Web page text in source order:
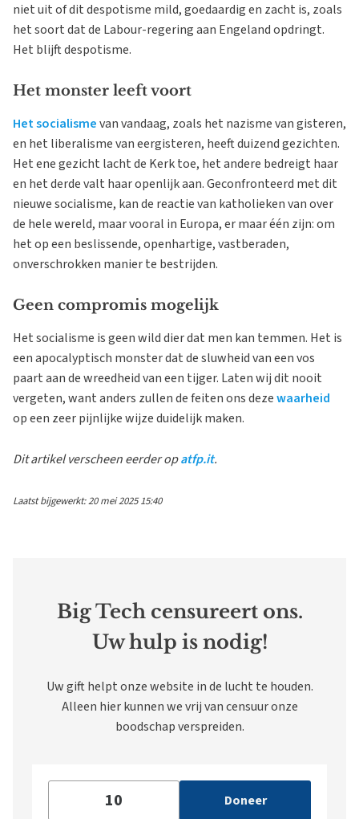
niet uit of dit despotisme mild, goedaardig en zacht is, zoals
het soort dat de Labour-regering aan Engeland opdringt.
Het blijft despotisme.
Het monster leeft voort
Het socialismevan vandaag, zoals het nazisme van gisteren,
en het liberalisme van eergisteren, heeft duizend gezichten.
Het ene gezicht lacht de Kerk toe, het andere bedreigt haar
en het derde valt haar openlijk aan. Geconfronteerd met dit
nieuwe socialisme, kan de reactie van katholieken van over
de hele wereld, maar vooral in Europa, er maar één zijn: om
het op een beslissende, openhartige, vastberaden,
onverschrokken manier te bestrijden.
Geen compromis mogelijk
Het socialisme is geen wild dier dat men kan temmen. Het is
een apocalyptisch monster dat de sluwheid van een vos
paart aan de wreedheid van een tijger. Laten wij dit nooit
vergeten, want anders zullen de feiten ons dezewaarheid
op een zeer pijnlijke wijze duidelijk maken.
Dit artikel verscheen eerder opatfp.it.
Laatst bijgewerkt: 20 mei 2025 15:40
Big Tech censureert ons.
Uw hulp is nodig!
Uw gift helpt onze website in de lucht te houden.
Alleen hier kunnen we vrij van censuur onze
boodschap verspreiden.
Doneer